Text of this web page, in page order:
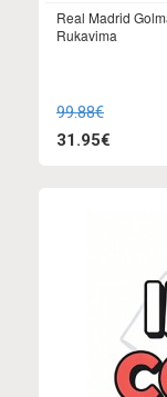
Real Madrid
Rukavima
99.88€
31.95€